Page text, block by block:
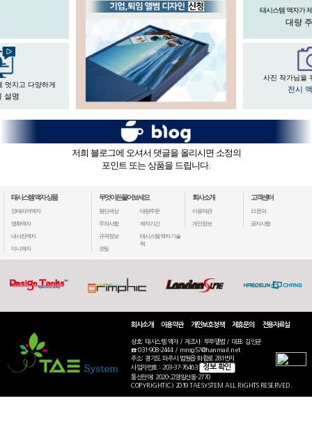
태시스템 액자가
대량
멋지고 다양하게
설명
사진 작가님을
전시
저희 블로그에 오셔서 댓글을 올리시면 소정의
포인트 또는 상품을 드립니다.
태시스템 액자 상품
인테리어액자
명화액자
내사진액자
미니액자
무엇이든물어보세요
원단색상
주의사항
규격정보
코팅
대량주문
제작기간
태시스템 액자 기술
력
회사소개
이용약관
개인정보
고객센터
1:1 문의
공지사항
회사소개 이용약관 개인보호정책 제휴문의 전용자료실
상호: 태시스템 액자 / 제조사: 두두앨범 / 대표: 김인균
☎ 031-908-2444 / mnsg57@hanmail.net
주소: 경기도 파주시 법원읍 화합로 281번지
사업자번호 : 203-37-76463
정보 확인
통신판매: 2020-고양일산동-2770
COPYRIGHT(C) 2019 TAESYSTEM ALL RIGHTS RESERVED.